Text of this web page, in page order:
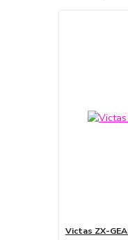
Victas ZX-